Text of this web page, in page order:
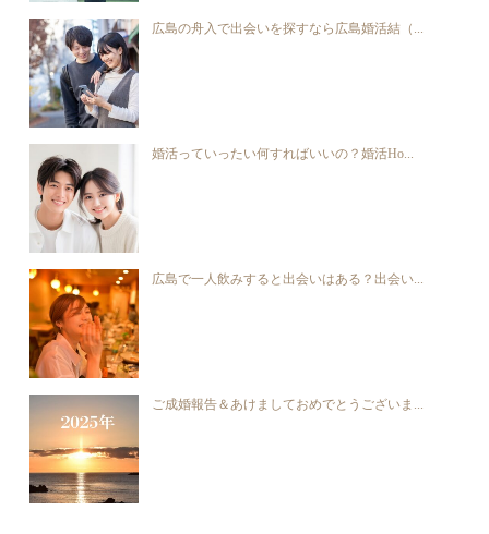
広島の舟入で出会いを探すなら広島婚活結（...
婚活っていったい何すればいいの？婚活Ho...
広島で一人飲みすると出会いはある？出会い...
ご成婚報告＆あけましておめでとうございま...